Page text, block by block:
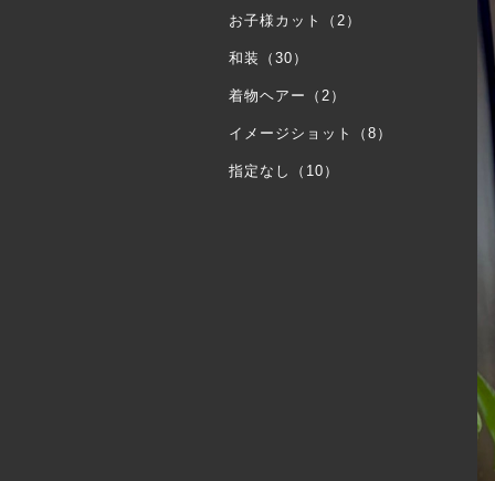
お子様カット（2）
和装（30）
着物ヘアー（2）
イメージショット（8）
指定なし（10）